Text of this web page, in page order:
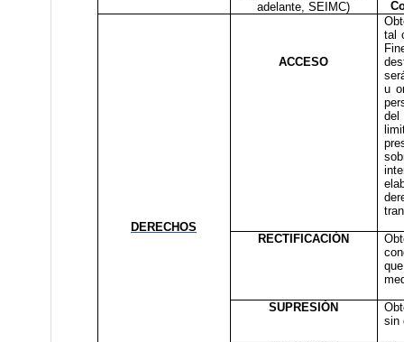
adelante, SEIMC)
DERECHOS
ACCESO
tal
u
del
RECTIFICACIÓN
SUPRESIÓN
sin